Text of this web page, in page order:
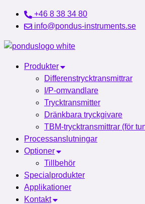
innehåll
+46 8 38 34 80
info@pondus-instruments.se
Produkter
Differenstrycktransmittrar
I/P-omvandlare
Trycktransmitter
Dränkbara tryckgivare
TBM-trycktransmittrar (för
Processanslutningar
Optioner
Tillbehör
Specialprodukter
Applikationer
Kontakt